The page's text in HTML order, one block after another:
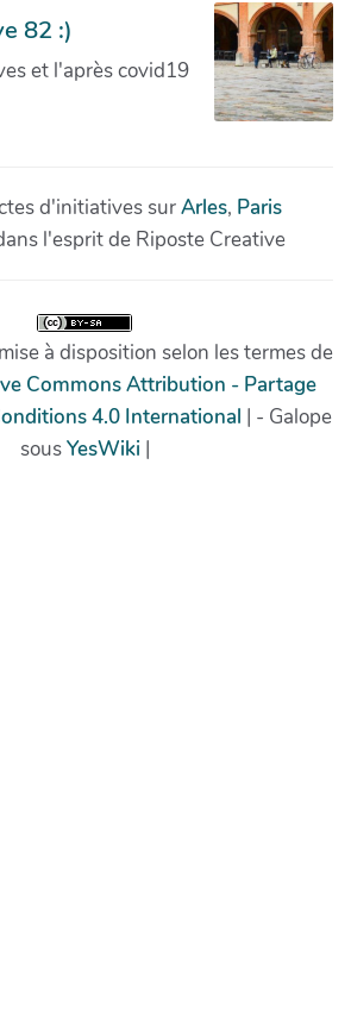
82 :)
et l'après covid19
d'initiatives surArles, Paris
l'esprit de Riposte Creative
à disposition selon les termes de
Commons Attribution - Partage
4.0 International | - Galope
sousYesWiki |